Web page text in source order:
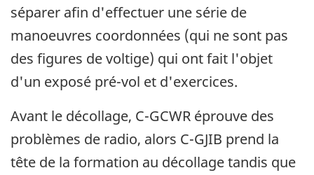
séparer afin d'effectuer une série de
manoeuvres coordonnées (qui ne sont pas
des figures de voltige) qui ont fait l'objet
d'un exposé pré-vol et d'exercices.
Avant le décollage, C-GCWR éprouve des
problèmes de radio, alors C-GJIB prend la
tête de la formation au décollage tandis que